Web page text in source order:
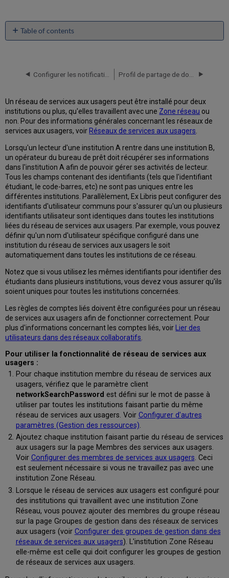
Table of contents
de
usagers
Configurer
des
groupes
de
gestion
dans
des
réseaux
services
aux
usagers
Configurer
un
retrait/un
n'importe
où
Un réseau de services aux usagers peut être installé pour deux
institutions ou plus, qu'elles travaillent avec une Zone réseau ou
non. Pour des informations générales concernant les réseaux de
services aux usagers, voir Réseaux de services aux usagers
Lorsqu'un lecteur d'une institution A rentre dans une institution B,
un opérateur du bureau de prêt doit récupérer ses informations
dans l'institution A afin de pouvoir gérer ses activités de lecteur.
Tous les champs contenant des identifiants (tels que l'identifiant
étudiant, le code-barres, etc) ne sont pas uniques entre les
différentes institutions. Parallèlement, Ex Libris peut configurer des
identifiants d'utilisateur communs pour s'assurer qu'un ou plusieurs
identifiants utilisateur sont identiques dans toutes les institutions
liées du réseau de services aux usagers. Par exemple, vous pouvez
définir qu'un nom d'utilisateur spécifique configuré dans une
institution du réseau de services aux usagers le soit
automatiquement dans toutes les institutions de ce réseau.
Notez que si vous utilisez les mêmes identifiants pour identifier des
étudiants dans plusieurs institutions, vous devez vous assurer qu'ils
soient uniques pour toutes les institutions concernées.
Les règles de comptes liés doivent être configurées pour un réseau
de services aux usagers afin de fonctionner correctement. Pour
plus d'informations concernant les comptes liés, voir
Lier des
utilisateurs dans des réseaux collaboratifs
Pour utiliser la fonctionnalité de réseau de services aux
usagers :
Pour chaque institution membre du réseau de services aux
usagers, vérifiez que le paramètre client
networkSearchPassword est défini sur le mot de passe à
utiliser par toutes les institutions faisant partie du même
réseau de services aux usagers. Voir Configurer d'autres
paramètres (Gestion des ressources).
Ajoutez chaque institution faisant partie du réseau de services
aux usagers sur la page Membres des services aux usagers.
Voir Configurer des membres de services aux usagers. Ceci
est seulement nécessaire si vous ne travaillez pas avec une
institution Zone Réseau.
Lorsque le réseau de services aux usagers est configuré pour
des institutions qui travaillent avec une institution Zone
Réseau, vous pouvez ajouter des membres du groupe réseau
sur la page Groupes de gestion dans des réseaux de services
aux usagers (voir Configurer des groupes de gestion dans des
réseaux de services aux usagers). L'institution Zone Réseau
elle-même est celle qui doit configurer les groupes de gestion
de réseaux de services aux usagers.